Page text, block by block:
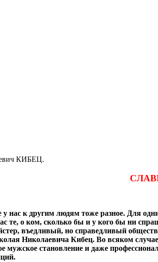
КИБЕЦ.
к другим людям тоже разное. Для
те, о ком, сколько бы и у кого бы ни
въедливый, но справедливый
Николаевича Кибец. Во всяком
мужское становление и даже